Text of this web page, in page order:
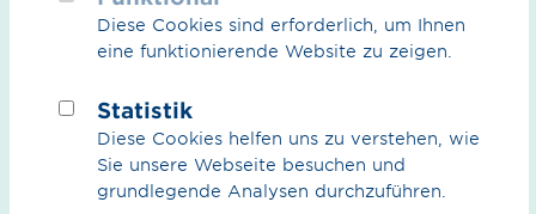
Diese Cookies sind erforderlich, um Ihnen
eine funktionierende Website zu zeigen.
Statistik
Diese Cookies helfen uns zu verstehen, wie
Sie unsere Webseite besuchen und
grundlegende Analysen durchzuführen.